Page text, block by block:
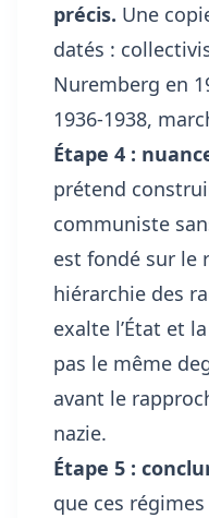
précis. Une
datés :
Nuremberg en
1936-1938,
Étape 4 :
prétend
communiste
est fondé sur le
hiérarchie des
exalte l’État et
pas le même
avant le
nazie.
Étape 5 :
que ces